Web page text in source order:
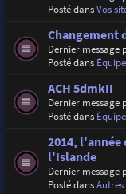
Posté dansVos
Changement
Dernier message
Posté dans
ACH 5dmkII
Dernier message
Posté dans
2014, l'année
l'Islande
Dernier message
Posté dans